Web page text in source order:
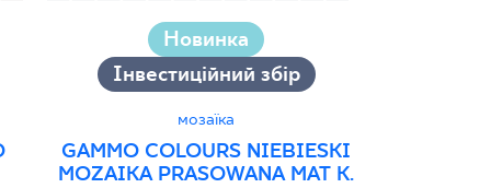
Новинка
Інвестиційний збір
мозаїка
GAMMO COLOURS NIEBIESKI
MOZAIKA PRASOWANA MAT K.